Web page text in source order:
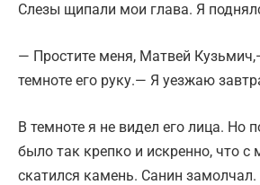
Слезы щипали мои глава. Я
— Простите меня, Матвей
темноте его руку.— Я уезжаю
В темноте я не видел его лица. Но
было так крепко и искренно, что с
скатился камень. Санин замолчал.